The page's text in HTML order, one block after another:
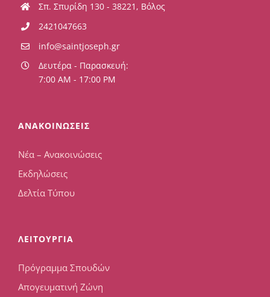
Σπ. Σπυρίδη 130 - 38221, Βόλος
2421047663
info@saintjoseph.gr
Δευτέρα - Παρασκευή:
7:00 AM - 17:00 PM
ΑΝΑΚΟΙΝΩΣΕΙΣ
Νέα – Ανακοινώσεις
Εκδηλώσεις
Δελτία Τύπου
ΛΕΙΤΟΥΡΓΙΑ
Πρόγραμμα Σπουδών
Απογευματινή Ζώνη